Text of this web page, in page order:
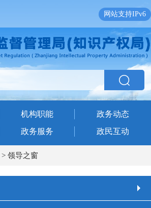
网站支持IPv6
机构职能
政务动态
政务服务 政民互动
> 领导之窗